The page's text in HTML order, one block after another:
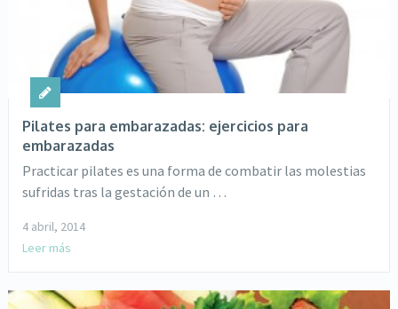
Pilates para embarazadas: ejercicios para
embarazadas
Practicar pilates es una forma de combatir las molestias
sufridas tras la gestación de un …
4 abril, 2014
Leer más